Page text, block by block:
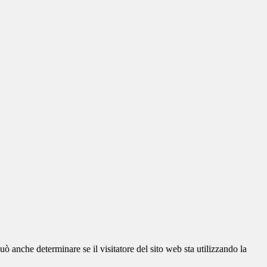
anche determinare se il visitatore del sito web sta utilizzando la